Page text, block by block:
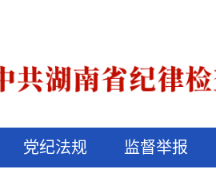
党纪法规 监督举报